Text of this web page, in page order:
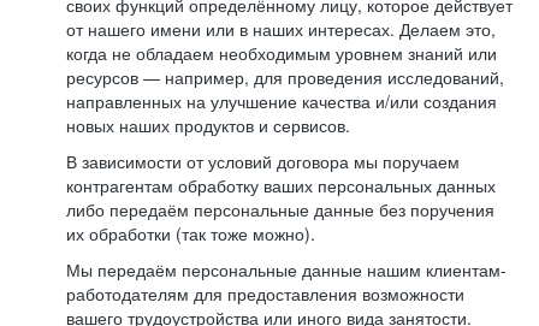
своих функций определённому лицу, которое действует
от нашего имени или в наших интересах. Делаем это,
когда не обладаем необходимым уровнем знаний или
ресурсов — например, для проведения исследований,
направленных на улучшение качества и/или создания
новых наших продуктов и сервисов.
В зависимости от условий договора мы поручаем
контрагентам обработку ваших персональных данных
либо передаём персональные данные без поручения
их обработки (так тоже можно).
Мы передаём персональные данные нашим клиентам-
работодателям для предоставления возможности
вашего трудоустройства или иного вида занятости.